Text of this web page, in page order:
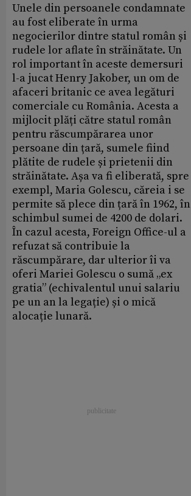
Unele din persoanele condamnate
au fost eliberate în urma
negocierilor dintre statul român și
rudele lor aflate în străinătate. Un
rol important în aceste demersuri
l-a jucat Henry Jakober, un om de
afaceri britanic ce avea legături
comerciale cu România. Acesta a
mijlocit plăți către statul român
pentru răscumpărarea unor
persoane din țară, sumele fiind
plătite de rudele și prietenii din
străinătate. Așa va fi eliberată, spre
exempl, Maria Golescu, căreia i se
permite să plece din țară în 1962, în
schimbul sumei de 4200 de dolari.
În cazul acesta, Foreign Office-ul a
refuzat să contribuie la
răscumpărare, dar ulterior îi va
oferi Mariei Golescu o sumă „ex
gratia” (echivalentul unui salariu
pe un an la legație) și o mică
alocație lunară.